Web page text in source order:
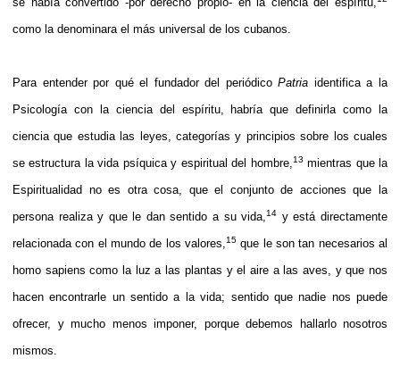
como la denominara el más universal de los cubanos.
Para entender por qué el fundador del periódicoPatria identifica a la
Psicología con la ciencia del espíritu, habría que definirla como la
ciencia que estudia las leyes, categorías y principios sobre los cuales
se estructura la vida psíquica y espiritual del hombre, 13 mientras que la
Espiritualidad no es otra cosa, que el conjunto de acciones que la
persona realiza y que le dan sentido a su vida,14 y está directamente
relacionada con el mundo de los valores, 15 que le son tan necesarios al
homo sapiens como la luz a las plantas y el aire a las aves, y que nos
hacen encontrarle un sentido a la vida; sentido que nadie nos puede
ofrecer, y mucho menos imponer, porque debemos hallarlo nosotros
mismos.